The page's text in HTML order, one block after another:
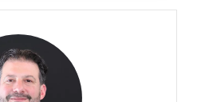
Sébastien
ROMANDE